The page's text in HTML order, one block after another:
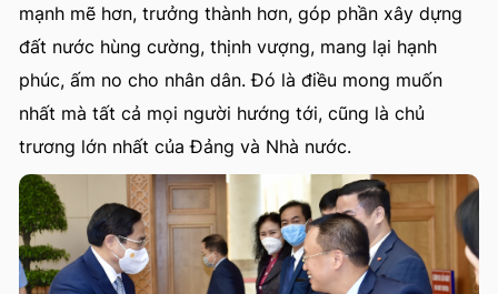
mạnh mẽ hơn, trưởng thành hơn, góp phần xây dựng
đất nước hùng cường, thịnh vượng, mang lại hạnh
phúc, ấm no cho nhân dân. Đó là điều mong muốn
nhất mà tất cả mọi người hướng tới, cũng là chủ
trương lớn nhất của Đảng và Nhà nước.